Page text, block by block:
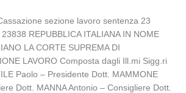
sezione lavoro sentenza 23
REPUBBLICA ITALIANA IN NOME
LA CORTE SUPREMA DI
LAVORO Composta dagli Ill.mi Sigg.ri
Paolo – Presidente Dott. MAMMONE
Dott. MANNA Antonio – Consigliere Dott.